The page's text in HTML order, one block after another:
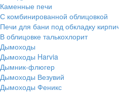
Каменные печи
С комбинированной облицовкой
Печи для бани под обкладку
В облицовке талькохлорит
Дымоходы
Дымоходы Harvia
Дымник-флюгер
Дымоходы Везувий
Дымоходы Феникс